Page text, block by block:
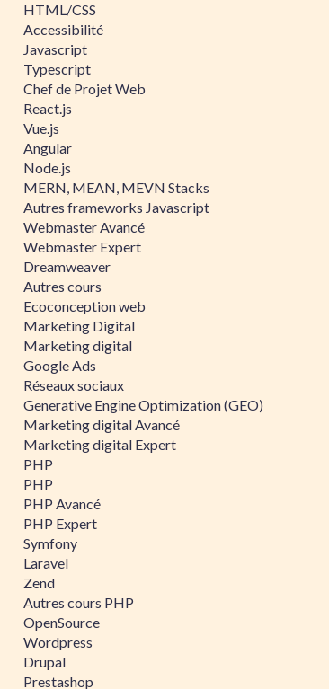
HTML/CSS
Accessibilité
Javascript
Typescript
Chef de Projet Web
React.js
Vue.js
Angular
Node.js
MERN, MEAN, MEVN Stacks
Autres frameworks Javascript
Webmaster Avancé
Webmaster Expert
Dreamweaver
Autres cours
Ecoconception web
Marketing Digital
Marketing digital
Google Ads
Réseaux sociaux
Generative Engine Optimization (GEO)
Marketing digital Avancé
Marketing digital Expert
PHP
PHP
PHP Avancé
PHP Expert
Symfony
Laravel
Zend
Autres cours PHP
OpenSource
Wordpress
Drupal
Prestashop